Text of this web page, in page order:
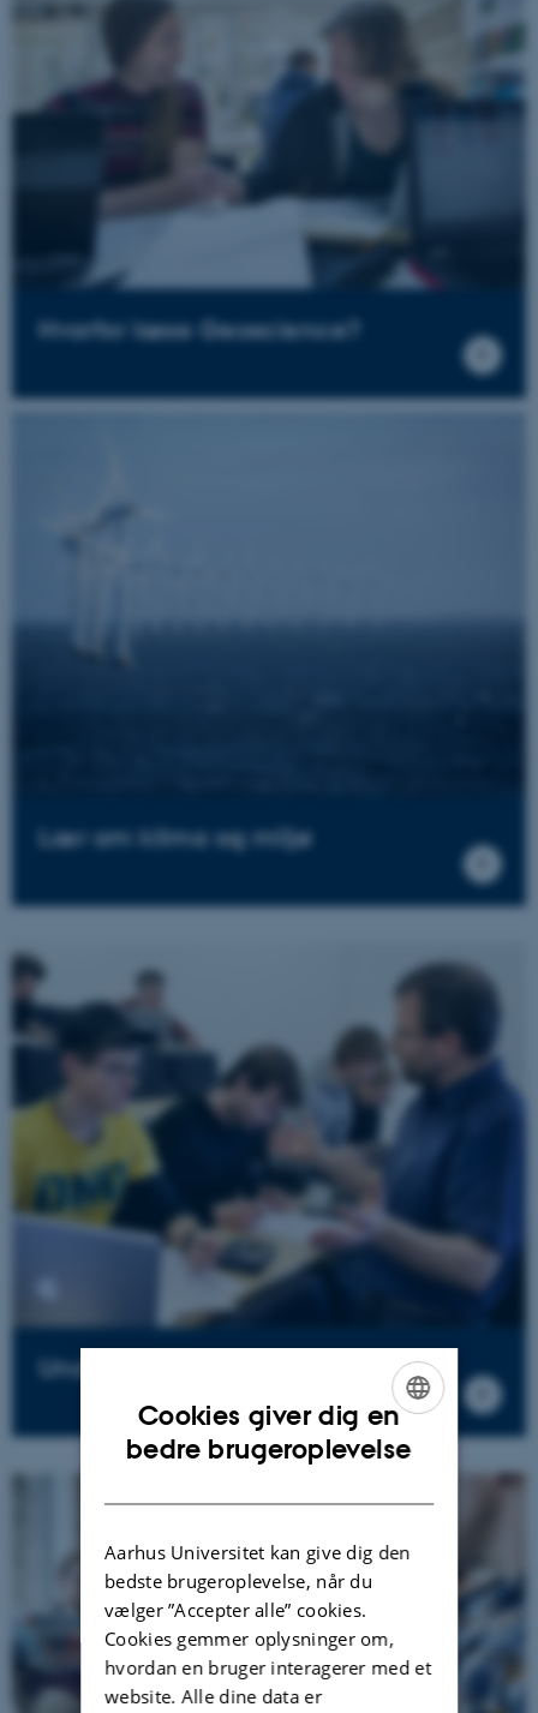
Hvorfor læse Geoscience?
Lær om klima og miljø
Undervisningen
ENGLISH
Cookies giver dig en
bedre brugeroplevelse
Aarhus Universitet kan give dig den
bedste brugeroplevelse, når du
vælger ”Accepter alle” cookies.
Cookies gemmer oplysninger om,
hvordan en bruger interagerer med et
website. Alle dine data er